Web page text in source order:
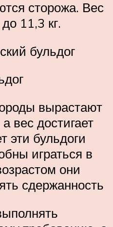
сторожа. Вес
11,3 кг.
бульдог
вырастают
вес достигает
эти бульдоги
играться в
они
сдержанность